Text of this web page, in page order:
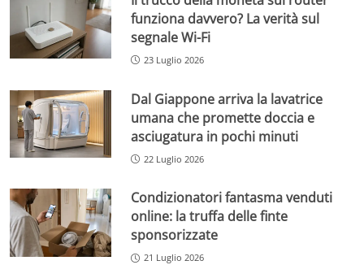
funziona davvero? La verità sul
segnale Wi-Fi
23 Luglio 2026
Dal Giappone arriva la lavatrice
umana che promette doccia e
asciugatura in pochi minuti
22 Luglio 2026
Condizionatori fantasma venduti
online: la truffa delle finte
sponsorizzate
21 Luglio 2026